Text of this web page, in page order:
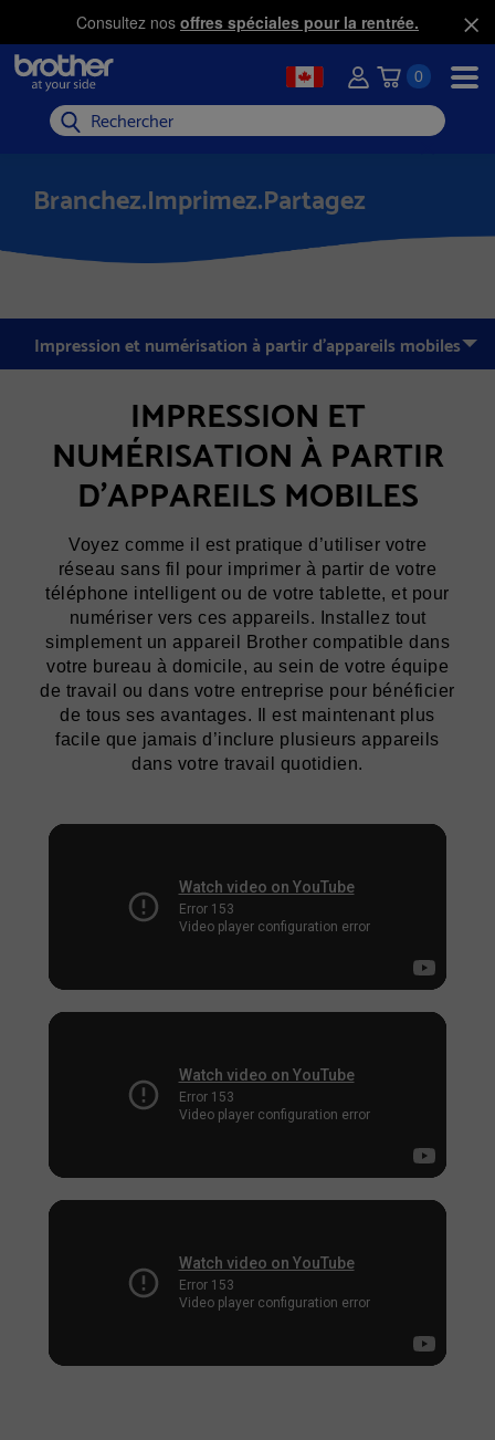
Consultez nos offres spéciales pour la rentrée.
0
Rechercher
Branchez.Imprimez.Partagez
Impression et numérisation à partir d'appareils mobiles
IMPRESSION ET
NUMÉRISATION À PARTIR
D'APPAREILS MOBILES
Voyez comme il est pratique d’utiliser votre
réseau sans fil pour imprimer à partir de votre
téléphone intelligent ou de votre tablette, et pour
numériser vers ces appareils. Installez tout
simplement un appareil Brother compatible dans
votre bureau à domicile, au sein de votre équipe
de travail ou dans votre entreprise pour bénéficier
de tous ses avantages. Il est maintenant plus
facile que jamais d’inclure plusieurs appareils
dans votre travail quotidien.